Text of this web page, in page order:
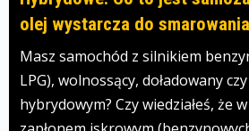
olej wystarcza do
Masz samochód z silnikiem
LPG), wolnossący, doładowany
hybrydowym? Czy wiedziałeś, że